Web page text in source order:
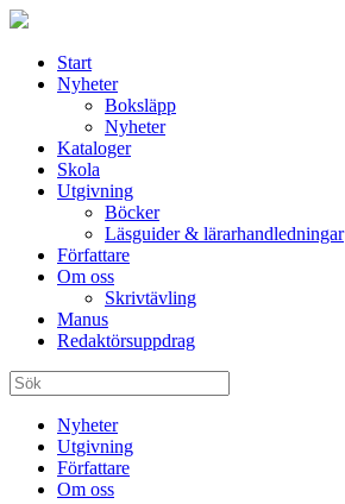
Start
Nyheter
Boksläpp
Nyheter
Kataloger
Skola
Utgivning
Böcker
Läsguider & lärarhandledningar
Författare
Om oss
Skrivtävling
Manus
Redaktörsuppdrag
Nyheter
Utgivning
Författare
Om oss